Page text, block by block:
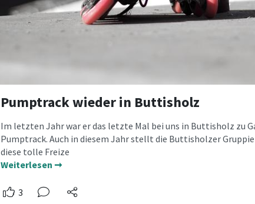
Pumptrack wieder in Buttisholz
Im letzten Jahr war er das letzte Mal bei uns in Buttisholz zu
Pumptrack. Auch in diesem Jahr stellt die Buttisholzer
diese tolle Freize
Weiterlesen ➞